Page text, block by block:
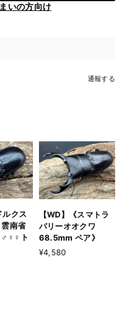
いの方向け
通報する
ルクス
南省
♂♀♀ト
【WD】《スマトラ
パリーオオクワ
68.5mm ペア》
¥4,580